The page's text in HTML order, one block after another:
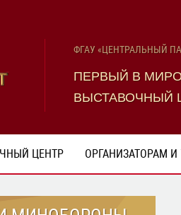
ФГАУ «ЦЕНТРАЛЬНЫЙ
ПЕРВЫЙ В
ВЫСТАВОЧНЫЙ
ЦЕНТР ОРГАНИЗАТОРАМ